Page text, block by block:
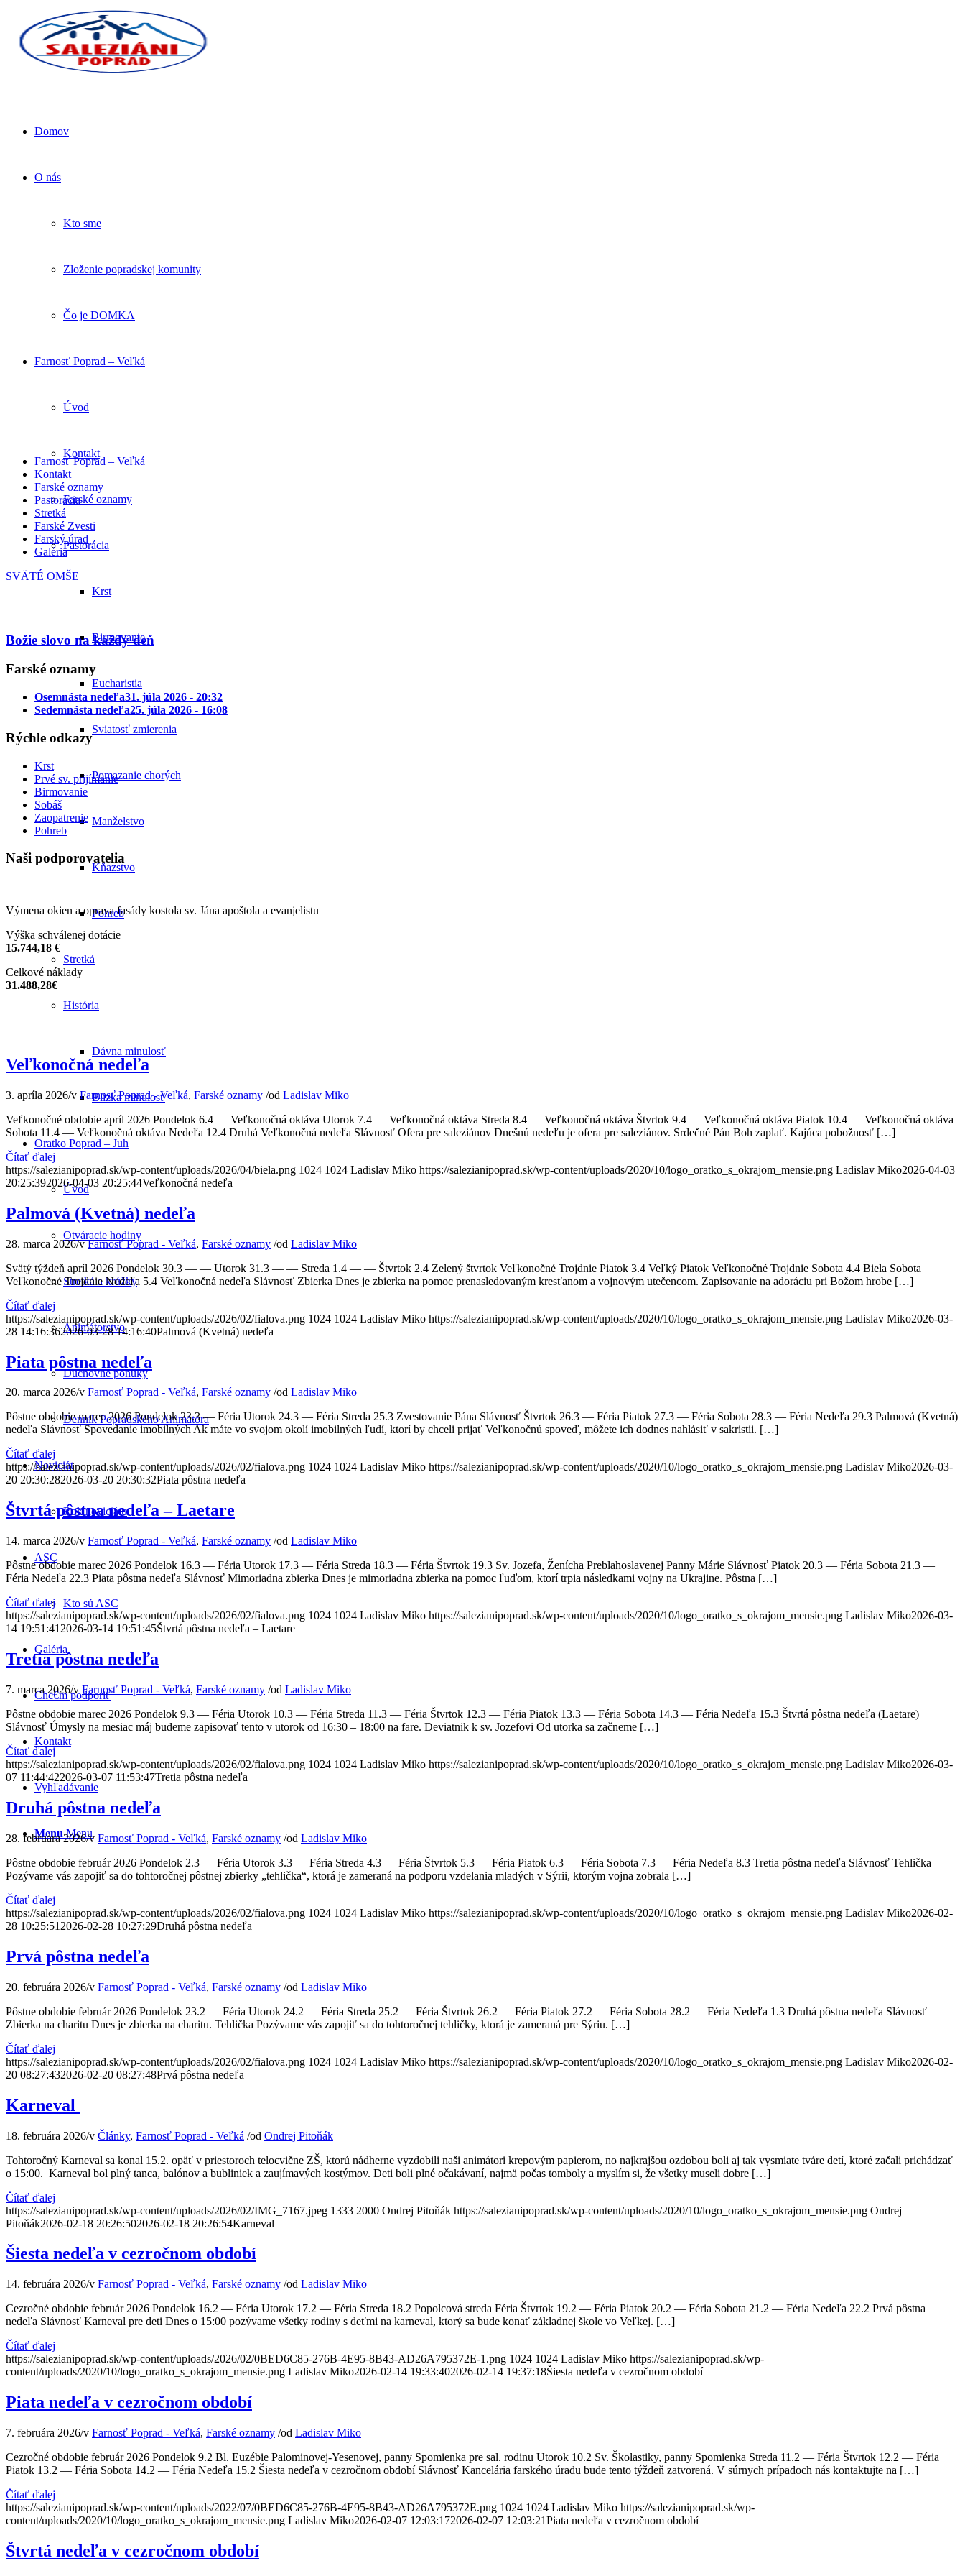
Domov
O nás
Kto sme
Zloženie popradskej komunity
Čo je DOMKA
Farnosť Poprad – Veľká
Úvod
Kontakt
Farské oznamy
Pastorácia
Krst
Birmovanie
Eucharistia
Sviatosť zmierenia
Pomazanie chorých
Manželstvo
Kňazstvo
Pohreb
Stretká
História
Dávna minulosť
Blízka minulosť
Oratko Poprad – Juh
Úvod
Otváracie hodiny
Stretká a krúžky
Animátorstvo
Duchovné ponuky
Denník Popradského Animátora
Noviciát
Rok noviciátu
ASC
Kto sú ASC
Galéria
Chc€m podporiť
Kontakt
Vyhľadávanie
Menu Menu
Farnosť Poprad – Veľká
Kontakt
Farské oznamy
Pastorácia
Stretká
Farské Zvesti
Farský úrad
Galéria
SVÄTÉ OMŠE
Božie slovo na každý deň
Farské oznamy
Osemnásta nedeľa31. júla 2026 - 20:32
Sedemnásta nedeľa25. júla 2026 - 16:08
Rýchle odkazy
Krst
Prvé sv. prijímanie
Birmovanie
Sobáš
Zaopatrenie
Pohreb
Naši podporovatelia
Výmena okien a oprava fasády kostola sv. Jána apoštola a evanjelistu
Výška schválenej dotácie
15.744,18 €
Celkové náklady
31.488,28€
Veľkonočná nedeľa
3. apríla 2026/v Farnosť Poprad - Veľká, Farské oznamy /od Ladislav Miko
Veľkonočné obdobie apríl 2026 Pondelok 6.4 — Veľkonočná oktáva Utorok 7.4 — Veľkonočná oktáva Streda 8.4 — Veľkonočná oktáva Štvrtok 9.4 — Veľkonočná oktáva Piatok 10.4 — Veľkonočná oktáva
Sobota 11.4 — Veľkonočná oktáva Nedeľa 12.4 Druhá Veľkonočná nedeľa Slávnosť Ofera pre saleziánov Dnešnú nedeľu je ofera pre saleziánov. Srdečné Pán Boh zaplať. Kajúca pobožnosť […]
Čítať ďalej
https://salezianipoprad.sk/wp-content/uploads/2026/04/biela.png 1024 1024 Ladislav Miko https://salezianipoprad.sk/wp-content/uploads/2020/10/logo_oratko_s_okrajom_mensie.png Ladislav Miko2026-04-03
20:25:392026-04-03 20:25:44Veľkonočná nedeľa
Palmová (Kvetná) nedeľa
28. marca 2026/vFarnosť Poprad - Veľká, Farské oznamy /od Ladislav Miko
Svätý týždeň apríl 2026 Pondelok 30.3 — — Utorok 31.3 — — Streda 1.4 — — Štvrtok 2.4 Zelený štvrtok Veľkonočné Trojdnie Piatok 3.4 Veľký Piatok Veľkonočné Trojdnie Sobota 4.4 Biela Sobota
Veľkonočné Trojdnie Nedeľa 5.4 Veľkonočná nedeľa Slávnosť Zbierka Dnes je zbierka na pomoc prenasledovaným kresťanom a vojnovým utečencom. Zapisovanie na adoráciu pri Božom hrobe […]
Čítať ďalej
https://salezianipoprad.sk/wp-content/uploads/2026/02/fialova.png 1024 1024 Ladislav Miko https://salezianipoprad.sk/wp-content/uploads/2020/10/logo_oratko_s_okrajom_mensie.png Ladislav Miko2026-03-
28 14:16:362026-03-28 14:16:40Palmová (Kvetná) nedeľa
Piata pôstna nedeľa
20. marca 2026/v Farnosť Poprad - Veľká, Farské oznamy /od Ladislav Miko
Pôstne obdobie marec 2026 Pondelok 23.3 — Féria Utorok 24.3 — Féria Streda 25.3 Zvestovanie Pána Slávnosť Štvrtok 26.3 — Féria Piatok 27.3 — Féria Sobota 28.3 — Féria Nedeľa 29.3 Palmová (Kvetná)
nedeľa Slávnosť Spovedanie imobilných Ak máte vo svojom okolí imobilných ľudí, ktorí by chceli prijať Veľkonočnú spoveď, môžete ich dodnes nahlásiť v sakristii. […]
Čítať ďalej
https://salezianipoprad.sk/wp-content/uploads/2026/02/fialova.png 1024 1024 Ladislav Miko https://salezianipoprad.sk/wp-content/uploads/2020/10/logo_oratko_s_okrajom_mensie.png Ladislav Miko2026-03-
20 20:30:282026-03-20 20:30:32Piata pôstna nedeľa
Štvrtá pôstna nedeľa – Laetare
14. marca 2026/v Farnosť Poprad - Veľká, Farské oznamy /od Ladislav Miko
Pôstne obdobie marec 2026 Pondelok 16.3 — Féria Utorok 17.3 — Féria Streda 18.3 — Féria Štvrtok 19.3 Sv. Jozefa, Ženícha Preblahoslavenej Panny Márie Slávnosť Piatok 20.3 — Féria Sobota 21.3 —
Féria Nedeľa 22.3 Piata pôstna nedeľa Slávnosť Mimoriadna zbierka Dnes je mimoriadna zbierka na pomoc ľuďom, ktorí trpia následkami vojny na Ukrajine. Pôstna […]
Čítať ďalej
https://salezianipoprad.sk/wp-content/uploads/2026/02/fialova.png 1024 1024 Ladislav Miko https://salezianipoprad.sk/wp-content/uploads/2020/10/logo_oratko_s_okrajom_mensie.png Ladislav Miko2026-03-
14 19:51:41 2026-03-14 19:51:45Štvrtá pôstna nedeľa – Laetare
Tretia pôstna nedeľa
7. marca 2026/v Farnosť Poprad - Veľká, Farské oznamy /od Ladislav Miko
Pôstne obdobie marec 2026 Pondelok 9.3 — Féria Utorok 10.3 — Féria Streda 11.3 — Féria Štvrtok 12.3 — Féria Piatok 13.3 — Féria Sobota 14.3 — Féria Nedeľa 15.3 Štvrtá pôstna nedeľa (Laetare)
Slávnosť Úmysly na mesiac máj budeme zapisovať tento v utorok od 16:30 – 18:00 na fare. Deviatnik k sv. Jozefovi Od utorka sa začneme […]
Čítať ďalej
https://salezianipoprad.sk/wp-content/uploads/2026/02/fialova.png 1024 1024 Ladislav Miko https://salezianipoprad.sk/wp-content/uploads/2020/10/logo_oratko_s_okrajom_mensie.png Ladislav Miko2026-03-
07 11:44:422026-03-07 11:53:47Tretia pôstna nedeľa
Druhá pôstna nedeľa
28. februára 2026/v Farnosť Poprad - Veľká, Farské oznamy /od Ladislav Miko
Pôstne obdobie február 2026 Pondelok 2.3 — Féria Utorok 3.3 — Féria Streda 4.3 — Féria Štvrtok 5.3 — Féria Piatok 6.3 — Féria Sobota 7.3 — Féria Nedeľa 8.3 Tretia pôstna nedeľa Slávnosť Tehlička
Pozývame vás zapojiť sa do tohtoročnej pôstnej zbierky „tehlička“, ktorá je zameraná na podporu vzdelania mladých v Sýrii, ktorým vojna zobrala […]
Čítať ďalej
https://salezianipoprad.sk/wp-content/uploads/2026/02/fialova.png 1024 1024 Ladislav Miko https://salezianipoprad.sk/wp-content/uploads/2020/10/logo_oratko_s_okrajom_mensie.png Ladislav Miko2026-02-
28 10:25:51 2026-02-28 10:27:29Druhá pôstna nedeľa
Prvá pôstna nedeľa
20. februára 2026/v Farnosť Poprad - Veľká, Farské oznamy /od Ladislav Miko
Pôstne obdobie február 2026 Pondelok 23.2 — Féria Utorok 24.2 — Féria Streda 25.2 — Féria Štvrtok 26.2 — Féria Piatok 27.2 — Féria Sobota 28.2 — Féria Nedeľa 1.3 Druhá pôstna nedeľa Slávnosť
Zbierka na charitu Dnes je zbierka na charitu. Tehlička Pozývame vás zapojiť sa do tohtoročnej tehličky, ktorá je zameraná pre Sýriu. […]
Čítať ďalej
https://salezianipoprad.sk/wp-content/uploads/2026/02/fialova.png 1024 1024 Ladislav Miko https://salezianipoprad.sk/wp-content/uploads/2020/10/logo_oratko_s_okrajom_mensie.png Ladislav Miko2026-02-
20 08:27:432026-02-20 08:27:48Prvá pôstna nedeľa
Karneval
18. februára 2026/v Články, Farnosť Poprad - Veľká /od Ondrej Pitoňák
Tohtoročný Karneval sa konal 15.2. opäť v priestoroch telocvične ZŠ, ktorú nádherne vyzdobili naši animátori krepovým papierom, no najkrajšou ozdobou boli aj tak vysmiate tváre detí, ktoré začali prichádzať
o 15:00. Karneval bol plný tanca, balónov a bubliniek a zaujímavých kostýmov. Deti boli plné očakávaní, najmä počas tomboly a myslím si, že všetky museli dobre […]
Čítať ďalej
https://salezianipoprad.sk/wp-content/uploads/2026/02/IMG_7167.jpeg 1333 2000 Ondrej Pitoňák https://salezianipoprad.sk/wp-content/uploads/2020/10/logo_oratko_s_okrajom_mensie.png Ondrej
Pitoňák2026-02-18 20:26:502026-02-18 20:26:54Karneval
Šiesta nedeľa v cezročnom období
14. februára 2026/v Farnosť Poprad - Veľká, Farské oznamy /od Ladislav Miko
Cezročné obdobie február 2026 Pondelok 16.2 — Féria Utorok 17.2 — Féria Streda 18.2 Popolcová streda Féria Štvrtok 19.2 — Féria Piatok 20.2 — Féria Sobota 21.2 — Féria Nedeľa 22.2 Prvá pôstna
nedeľa Slávnosť Karneval pre deti Dnes o 15:00 pozývame všetky rodiny s deťmi na karneval, ktorý sa bude konať základnej škole vo Veľkej. […]
Čítať ďalej
https://salezianipoprad.sk/wp-content/uploads/2026/02/0BED6C85-276B-4E95-8B43-AD26A795372E-1.png 1024 1024 Ladislav Miko https://salezianipoprad.sk/wp-
content/uploads/2020/10/logo_oratko_s_okrajom_mensie.png Ladislav Miko2026-02-14 19:33:402026-02-14 19:37:18Šiesta nedeľa v cezročnom období
Piata nedeľa v cezročnom období
7. februára 2026/v Farnosť Poprad - Veľká, Farské oznamy /od Ladislav Miko
Cezročné obdobie február 2026 Pondelok 9.2 Bl. Euzébie Palominovej-Yesenovej, panny Spomienka pre sal. rodinu Utorok 10.2 Sv. Školastiky, panny Spomienka Streda 11.2 — Féria Štvrtok 12.2 — Féria
Piatok 13.2 — Féria Sobota 14.2 — Féria Nedeľa 15.2 Šiesta nedeľa v cezročnom období Slávnosť Kancelária farského úradu bude tento týždeň zatvorená. V súrnych prípadoch nás kontaktujte na […]
Čítať ďalej
https://salezianipoprad.sk/wp-content/uploads/2022/07/0BED6C85-276B-4E95-8B43-AD26A795372E.png 1024 1024 Ladislav Miko https://salezianipoprad.sk/wp-
content/uploads/2020/10/logo_oratko_s_okrajom_mensie.png Ladislav Miko2026-02-07 12:03:172026-02-07 12:03:21Piata nedeľa v cezročnom období
Štvrtá nedeľa v cezročnom období